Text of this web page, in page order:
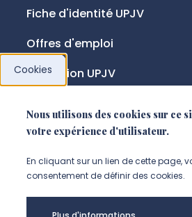
Fiche d'identité UPJV
Offres d'emploi
Fondation UPJV
NOUS SUIVRE
Suivez-nous sur
Suivez-nous
Suivez-
Cookies
Nous utilisons des cookies sur ce
votre expérience d'utilisateur.
En cliquant sur un lien de cette page,
consentement de définir des cookies.